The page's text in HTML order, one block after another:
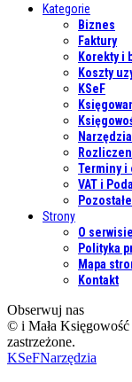
Kategorie
Biznes
Faktury
Korekty i
Koszty
KSeF
Narzędzia
Terminy i
VAT i
Pozostałe
Strony
O serwisie
Polityka
Mapa
Kontakt
Obserwuj nas
© i Mała
zastrzeżone.
KSeFNarzędzia